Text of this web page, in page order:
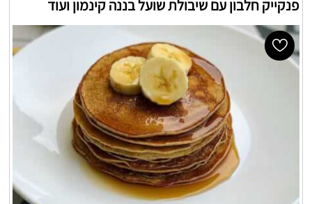
פנקייק חלבון עם שיבולת שועל בננה קינמון ועוד